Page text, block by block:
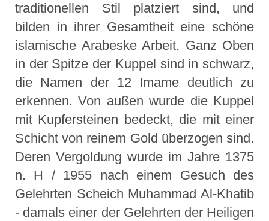
traditionellen Stil platziert sind, und
bilden in ihrer Gesamtheit eine schöne
islamische Arabeske Arbeit. Ganz Oben
in der Spitze der Kuppel sind in schwarz,
die Namen der 12 Imame deutlich zu
erkennen. Von außen wurde die Kuppel
mit Kupfersteinen bedeckt, die mit einer
Schicht von reinem Gold überzogen sind.
Deren Vergoldung wurde im Jahre 1375
n. H / 1955 nach einem Gesuch des
Gelehrten Scheich Muhammad Al-Khatib
- damals einer der Gelehrten der Heiligen